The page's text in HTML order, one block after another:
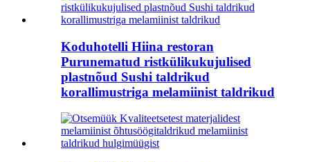
Koduhotelli Hiina restoran
Purunematud ristkülikukujulised
plastnõud Sushi taldrikud
korallimustriga melamiinist taldrikud